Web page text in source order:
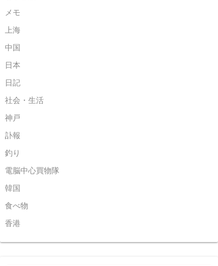
メモ
上海
中国
日本
日記
社会・生活
神戸
訃報
釣り
電脳中心買物隊
韓国
食べ物
香港